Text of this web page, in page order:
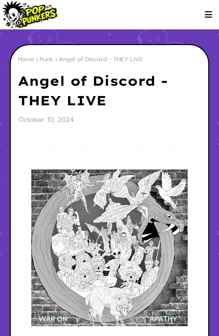
Home Punk Angel of Discord - THEY LIVE
Angel of Discord -
THEY LIVE
October 10, 2024